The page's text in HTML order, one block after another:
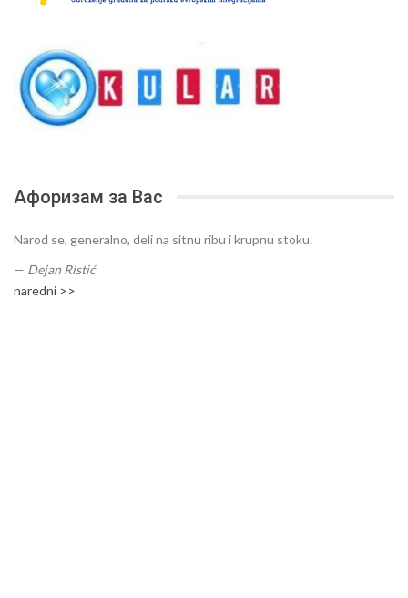
Афоризам за Вас
Narod se, generalno, deli na sitnu ribu i krupnu stoku.
— Dejan Ristić
naredni >>